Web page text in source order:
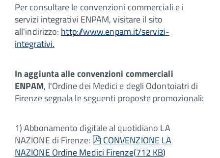
Per consultare le convenzioni commerciali e i
servizi integrativi ENPAM, visitare il sito
all'indirizzo: http://www.enpam.it/servizi-
integrativi.
In aggiunta alle convenzioni commerciali
ENPAM, l'Ordine dei Medici e degli Odontoiatri di
Firenze segnala le seguenti proposte promozionali:
1) Abbonamento digitale al quotidiano LA
NAZIONE di Firenze:
pdf
CONVENZIONE LA
NAZIONE Ordine Medici Firenze(712 KB)